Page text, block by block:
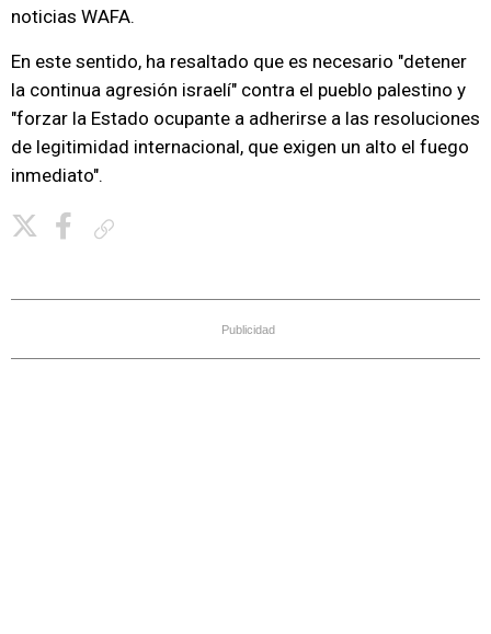
noticias WAFA.
En este sentido, ha resaltado que es necesario "detener
la continua agresión israelí" contra el pueblo palestino y
"forzar la Estado ocupante a adherirse a las resoluciones
de legitimidad internacional, que exigen un alto el fuego
inmediato".
Publicidad